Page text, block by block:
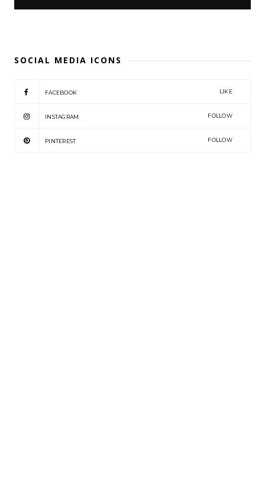
SOCIAL MEDIA ICONS
FACEBOOK LIKE
INSTAGRAM FOLLOW
PINTEREST FOLLOW